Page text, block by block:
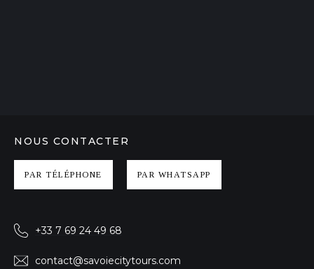
NOUS CONTACTER
PAR TÉLÉPHONE PAR WHATSAPP
+33 7 69 24 49 68
contact@savoiecitytours.com